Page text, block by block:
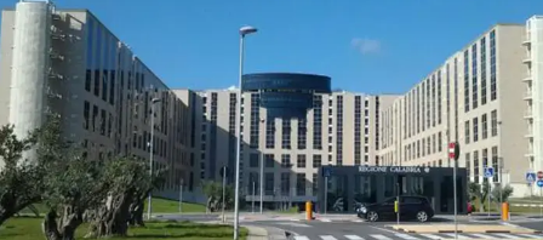
SPORT
CULTURA
AMBIENTE
Streaming
LAC TV